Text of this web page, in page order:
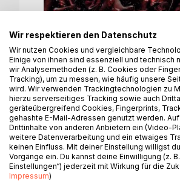
BESCHREIBUNG
Von dem Moment an, als
Heiliges. Für mich.
Ich bot dir Erlösung, ein
über die Macht, die in mir
Wir respektieren den Datenschutz
Wir nutzen Cookies und vergleichbare
Einige von ihnen sind essenziell und technisch
wir Analysemethoden (z. B. Cookies oder
Tracking), um zu messen, wie häufig unsere
wird. Wir verwenden Trackingtechnologien zu
hierzu serverseitiges Tracking sowie auch
geräteübergreifend Cookies, Fingerprints,
gehashte E-Mail-Adressen genutzt werden.
Drittinhalte von anderen Anbietern ein (Video-
weitere Datenverarbeitung und ein etwaiges
keinen Einfluss. Mit deiner Einstellung willigst
Vorgänge ein. Du kannst deine Einwilligung (z.
Einstellungen“) jederzeit mit Wirkung für die
Impressum)